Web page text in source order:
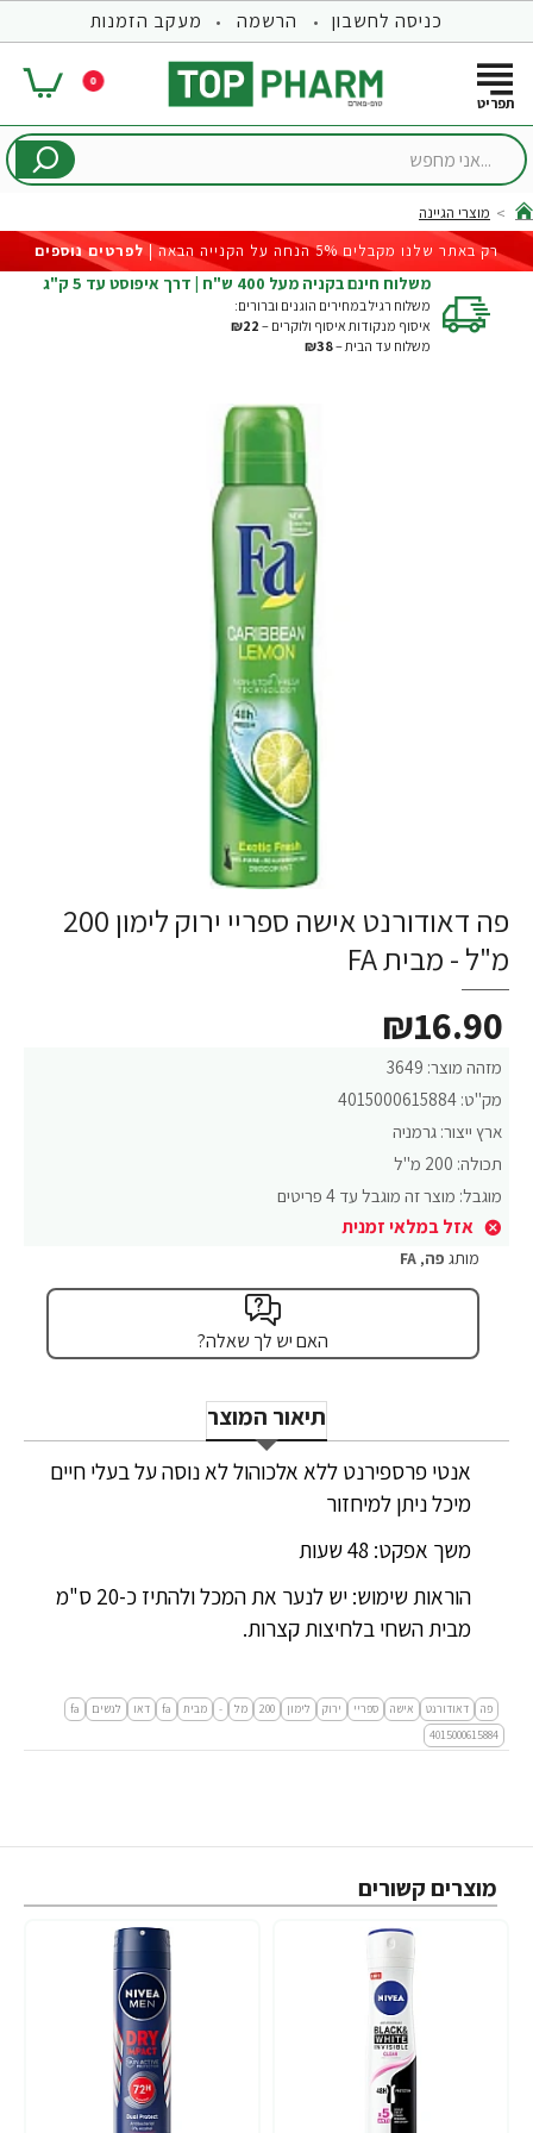
כניסה לחשבון הרשמה מעקב הזמנות
0
...אני
home
מוצרי הגיינה
רק באתר שלנו מקבלים 5% הנחה על הקנייה הבאה |
לפרטים נוספים
משלוח חינם בקניה מעל 400 ש"ח | דרך איפוסט עד 5 ק"ג
משלוח רגיל במחירים הוגנים וברורים:
איסוף מנקודות איסוף ולוקרים – ₪22
משלוח עד הבית –₪38
פה דאודורנט אישה ספריי ירוק לימון 200
מ"ל - מבית FA
מזהה מוצר: 3649
מק"ט: 4015000615884
ארץ ייצור: גרמניה
תכולה: 200 מ"ל
מוגבל: מוצר זה מוגבל עד 4 פריטים
אזל במלאי זמנית
₪16.90
מותג פה,
FA
האם יש לך שאלה?
תיאור המוצר
אנטי פרספירנט ללא אלכוהול לא נוסה על בעלי חיים
מיכל ניתן למיחזור
משך אפקט: 48 שעות
הוראות שימוש: יש לנער את המכל ולהתיז כ-20 ס"מ
מבית השחי בלחיצות קצרות.
פה דאודורנט אישה ספריי ירוק לימון 200 מל - מבית fa דאו לנשים
fa
4015000615884
מוצרים קשורים